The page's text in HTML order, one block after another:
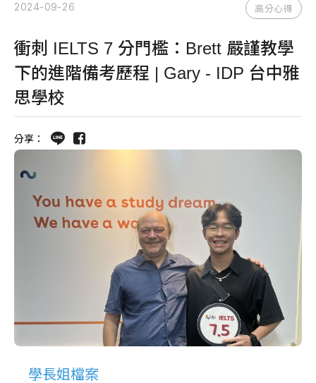
2024-09-26 高分心得
衝刺 IELTS 7 分門檻：Brett 嚴謹教學
下的進階備考歷程 | Gary - IDP 台中雅
思學校
分享：
學長姐檔案